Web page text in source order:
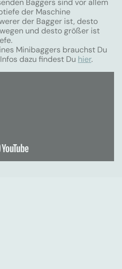
Baggers sind vor allem
der Maschine
der Bagger ist, desto
und desto größer ist
Minibaggers brauchst Du
dazu findest Du hier.